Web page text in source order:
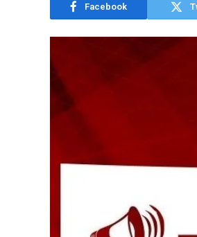
Facebook